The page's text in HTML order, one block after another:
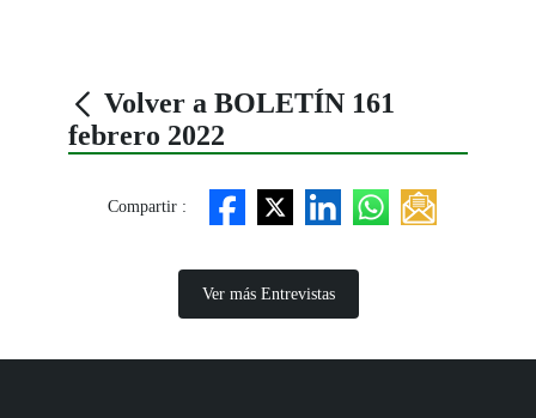
Volver a BOLETÍN 161
febrero 2022
Compartir :
Ver más Entrevistas